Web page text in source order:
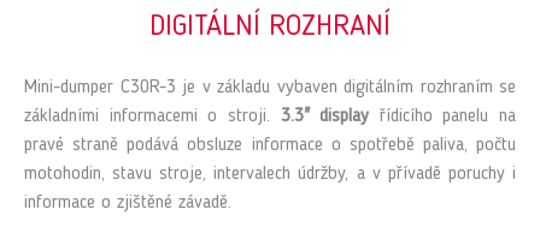
DIGITÁLNÍ ROZHRANÍ
Mini-dumper C30R-3 je v základu vybaven digitálním rozhraním se
základními informacemi o stroji. 3.3" display řídicího panelu na
pravé straně podává obsluze informace o spotřebě paliva, počtu
motohodin, stavu stroje, intervalech údržby, a v přívadě poruchy i
informace o zjištěné závadě.